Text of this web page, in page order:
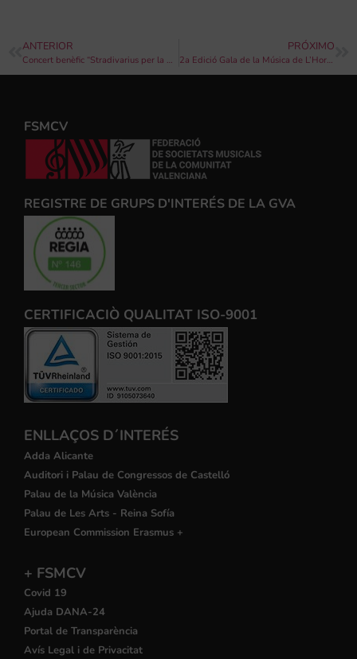
ANTERIOR
Concert benèfic “Stradivarius per la DANA” amb els instruments Stradivarius de Patrimoni Nacional
PRÓXIMO
2a Edició Gala de la Música de L’Horta Nord – Federació de Societats Musicals de la Comunitat Valenciana
FSMCV
REGISTRE DE GRUPS D'INTERÉS DE LA GVA
CERTIFICACIÒ QUALITAT ISO-9001
ENLLAÇOS D´INTERÉS
Adda Alicante
Auditori i Palau de Congressos de Castelló
Palau de la Música València
Palau de Les Arts - Reina Sofía
European Commission Erasmus +
+ FSMCV
Covid 19
Ajuda DANA-24
Portal de Transparència
Avís Legal i de Privacitat